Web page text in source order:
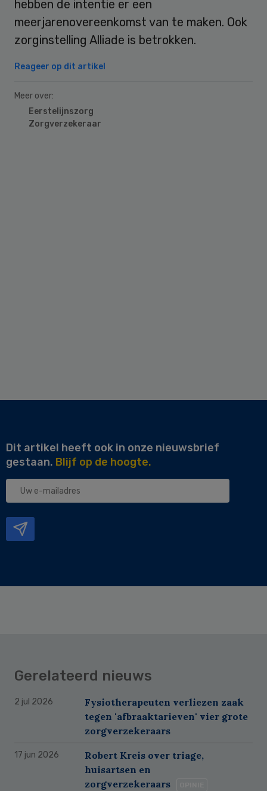
hebben de intentie er een
meerjarenovereenkomst van te maken. Ook
zorginstelling Alliade is betrokken.
Reageer op dit artikel
Meer over:
Eerstelijnszorg
Zorgverzekeraar
Dit artikel heeft ook in onze nieuwsbrief
gestaan. Blijf op de hoogte.
Uw
Gerelateerd nieuws
2 jul 2026
Fysiotherapeuten verliezen zaak
tegen 'afbraaktarieven' vier grote
zorgverzekeraars
17 jun 2026
Robert Kreis over triage,
huisartsen en
zorgverzekeraars